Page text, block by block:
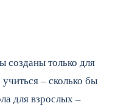
созданы только для
– сколько бы
для взрослых –